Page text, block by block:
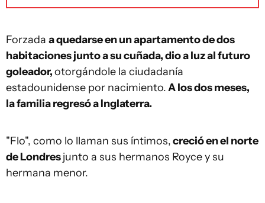
Forzada a quedarse en un apartamento de dos
habitaciones junto a su cuñada, dio a luz al futuro
goleador,otorgándole la ciudadanía
estadounidense por nacimiento.A los dos meses,
la familia regresó a Inglaterra.
"Flo", como lo llaman sus íntimos,creció en el norte
de Londresjunto a sus hermanos Royce y su
hermana menor.